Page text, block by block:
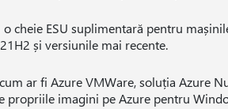
cheie ESU suplimentară pentru
și versiunile mai recente.
ar fi Azure VMWare, soluția Azure
propriile imagini pe Azure pentru